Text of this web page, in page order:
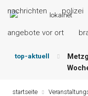
nachrichten polizei
angebote vor ort
top-aktuell
startseite